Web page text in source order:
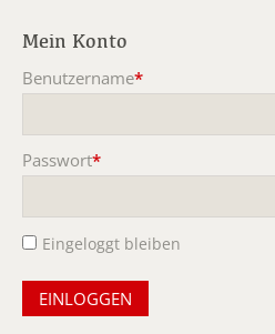
Mein Konto
Benutzername*
Passwort*
Eingeloggt bleiben